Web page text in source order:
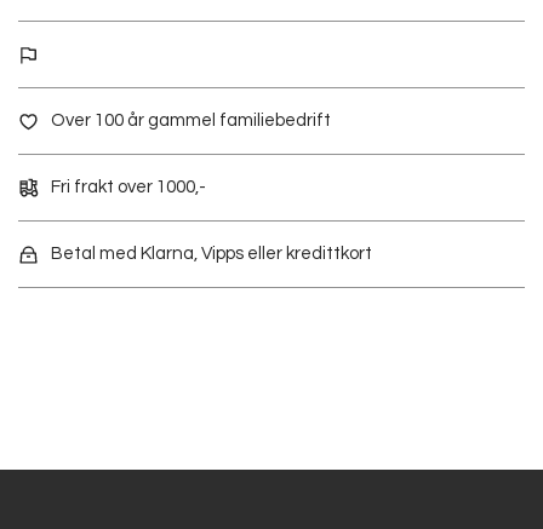
Over 100 år gammel familiebedrift
Fri frakt over 1000,-
Betal med Klarna, Vipps eller kredittkort